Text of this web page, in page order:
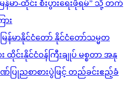
န်မာ-ထိုင်း စီးပွားရေးဖိုရမ်” သို့ တက်
ား
ြန်မာနိုင်ငံတော် နိုင်ငံတော်သမ္မတ
ထိုင်းနိုင်ငံဝန်ကြီးချုပ် မစ္စတာ အနု
ပြုညစာစားပွဲဖြင့် တည်ခင်းဧည့်ခံ